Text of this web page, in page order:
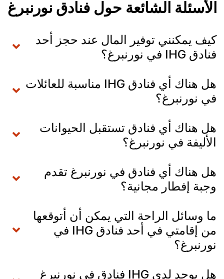
الأسئلة الشائعة حول فنادق نورنبرغ
كيف يمكنني توفير المال عند حجز أحد
فنادق IHG في نورنبرغ؟
هل هناك أي فنادق IHG مناسبة للعائلات
في نورنبرغ؟
هل هناك أي فنادق تستقبل الحيوانات
الأليفة في نورنبرغ؟
هل هناك أي فنادق في نورنبرغ تقدم
وجبة إفطار مجانية؟
ما وسائل الراحة التي يمكن أن أتوقعها
من إقامتي في أحد فنادق IHG في
نورنبرغ؟
هل يوجد لدى IHG فنادق في نورنبرغ